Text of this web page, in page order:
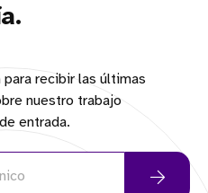
recibir las últimas
nuestro trabajo
entrada.